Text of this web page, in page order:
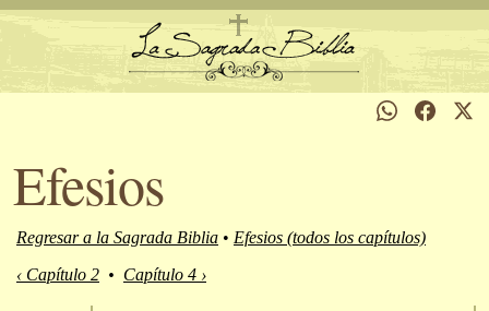
Efesios
Regresar a la Sagrada Biblia • Efesios (todos los capítulos)
‹ Capítulo 2 • Capítulo 4 ›